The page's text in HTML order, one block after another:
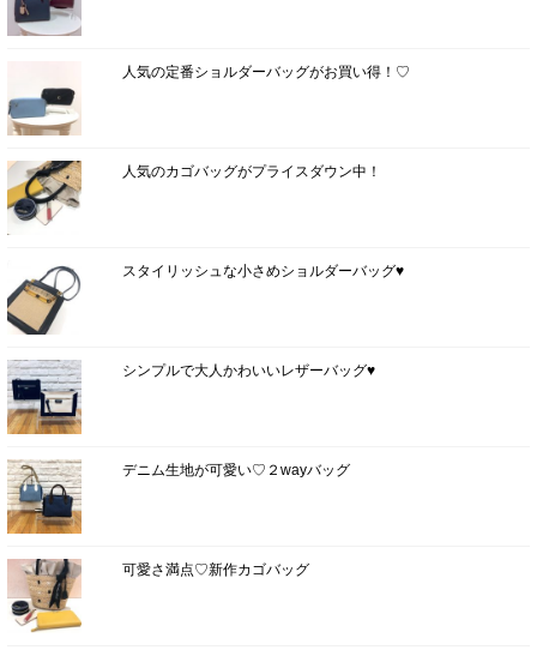
人気の定番ショルダーバッグがお買い得！♡
人気のカゴバッグがプライスダウン中！
スタイリッシュな小さめショルダーバッグ♥
シンプルで大人かわいいレザーバッグ♥
デニム生地が可愛い♡２wayバッグ
可愛さ満点♡新作カゴバッグ